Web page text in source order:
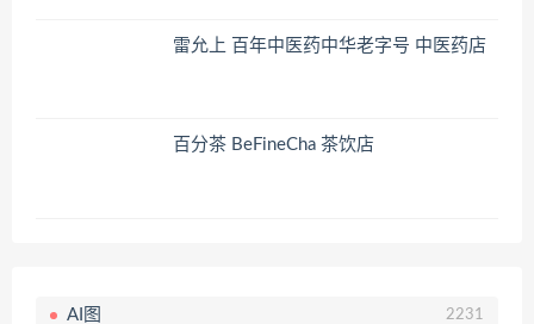
雷允上 百年中医药中华老字号 中医药店
百分茶 BeFineCha 茶饮店
AI图 2231